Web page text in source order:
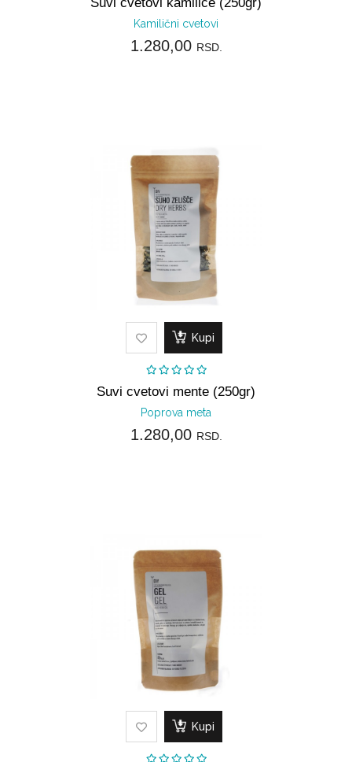
Kamilični cvetovi
1.280,00 RSD.
Kupi
Suvi cvetovi mente (250gr)
Poprova meta
1.280,00 RSD.
Kupi